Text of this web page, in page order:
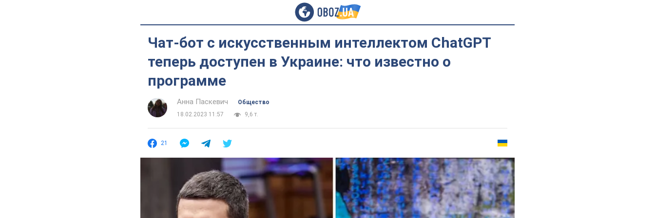
Чат-бот с искусственным интеллектом ChatGPT
теперь доступен в Украине: что известно о
программе
Анна Паскевич
Общество
18.02.2023 11:57
9,6 т.
21